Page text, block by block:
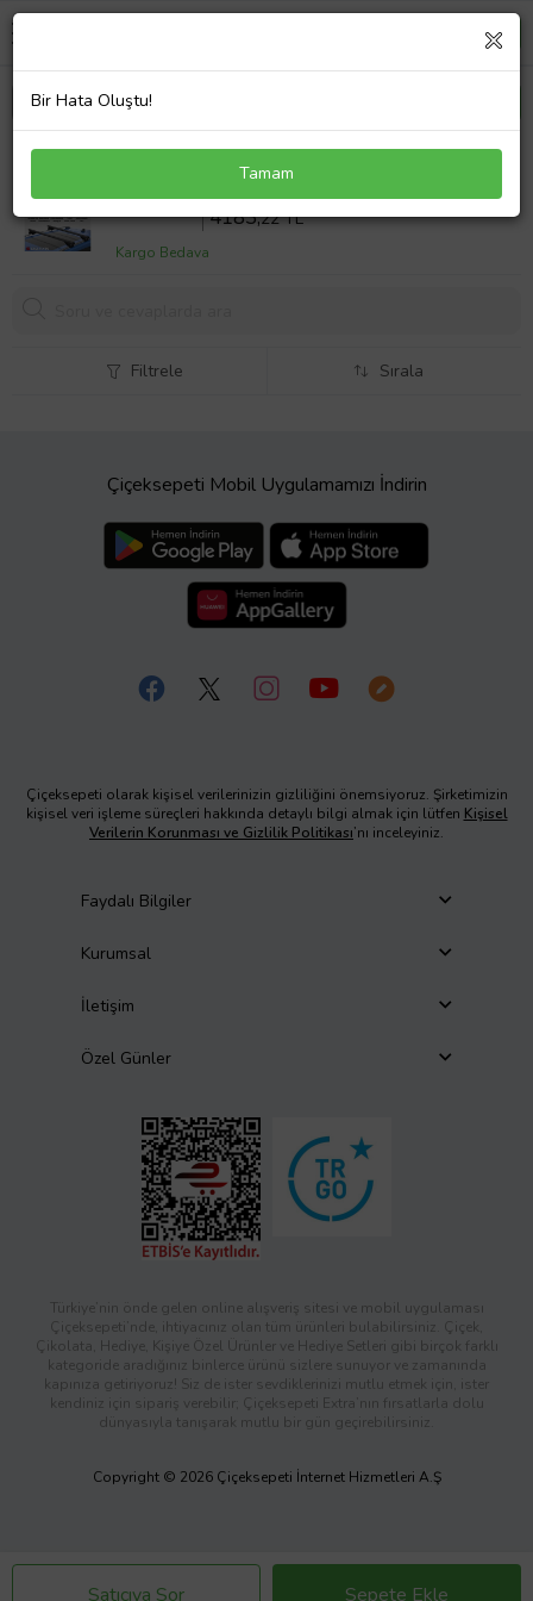
S-Dizayn Fiat Qubo S-Bar Atlas V1 Ara Atkı Tavan
Taşıyıcı Barı Siyah 155 Cm 2008 Üzeri A+ Kalite
Sepette %18 İndirim
4183,22 TL
Kargo Bedava
Satıcıya Sor Sepete Ekle
Filtrele Sırala
Çiçeksepeti Mobil Uygulamamızı İndirin
Çiçeksepeti olarak kişisel verilerinizin gizliliğini önemsiyoruz. Şirketimizin
kişisel veri işleme süreçleri hakkında detaylı bilgi almak için lütfen Kişisel
Verilerin Korunması ve Gizlilik Politikası’nı inceleyiniz.
Faydalı Bilgiler
Kurumsal
İletişim
Özel Günler
Türkiye’nin önde gelen online alışveriş sitesi ve mobil uygulaması
Çiçeksepeti’nde, ihtiyacınız olan tüm ürünleri bulabilirsiniz. Çiçek,
Çikolata, Hediye, Kişiye Özel Ürünler ve Hediye Setleri gibi birçok farklı
kategoride aradığınız binlerce ürünü sizlere sunuyor ve zamanında
kapınıza getiriyoruz! Siz de ister sevdiklerinizi mutlu etmek için, ister
kendiniz için sipariş verebilir; Çiçeksepeti Extra’nın fırsatlarla dolu
dünyasıyla tanışarak mutlu bir gün geçirebilirsiniz.
Copyright © 2026 Çiçeksepeti İnternet Hizmetleri A.Ş
Bir Hata Oluştu!
Tamam